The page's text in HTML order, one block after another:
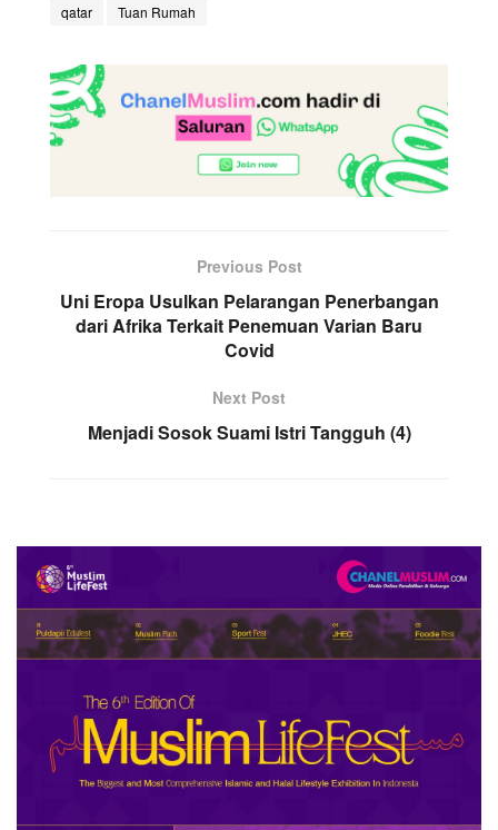
qatar
Tuan Rumah
Previous Post
Uni Eropa Usulkan Pelarangan Penerbangan
dari Afrika Terkait Penemuan Varian Baru
Covid
Next Post
Menjadi Sosok Suami Istri Tangguh (4)